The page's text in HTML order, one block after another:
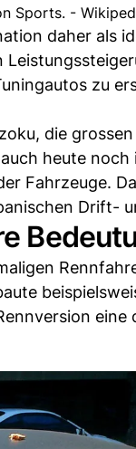
Sports. -
daher als
zu
die
heute noch
Fahrzeuge.
Drift-